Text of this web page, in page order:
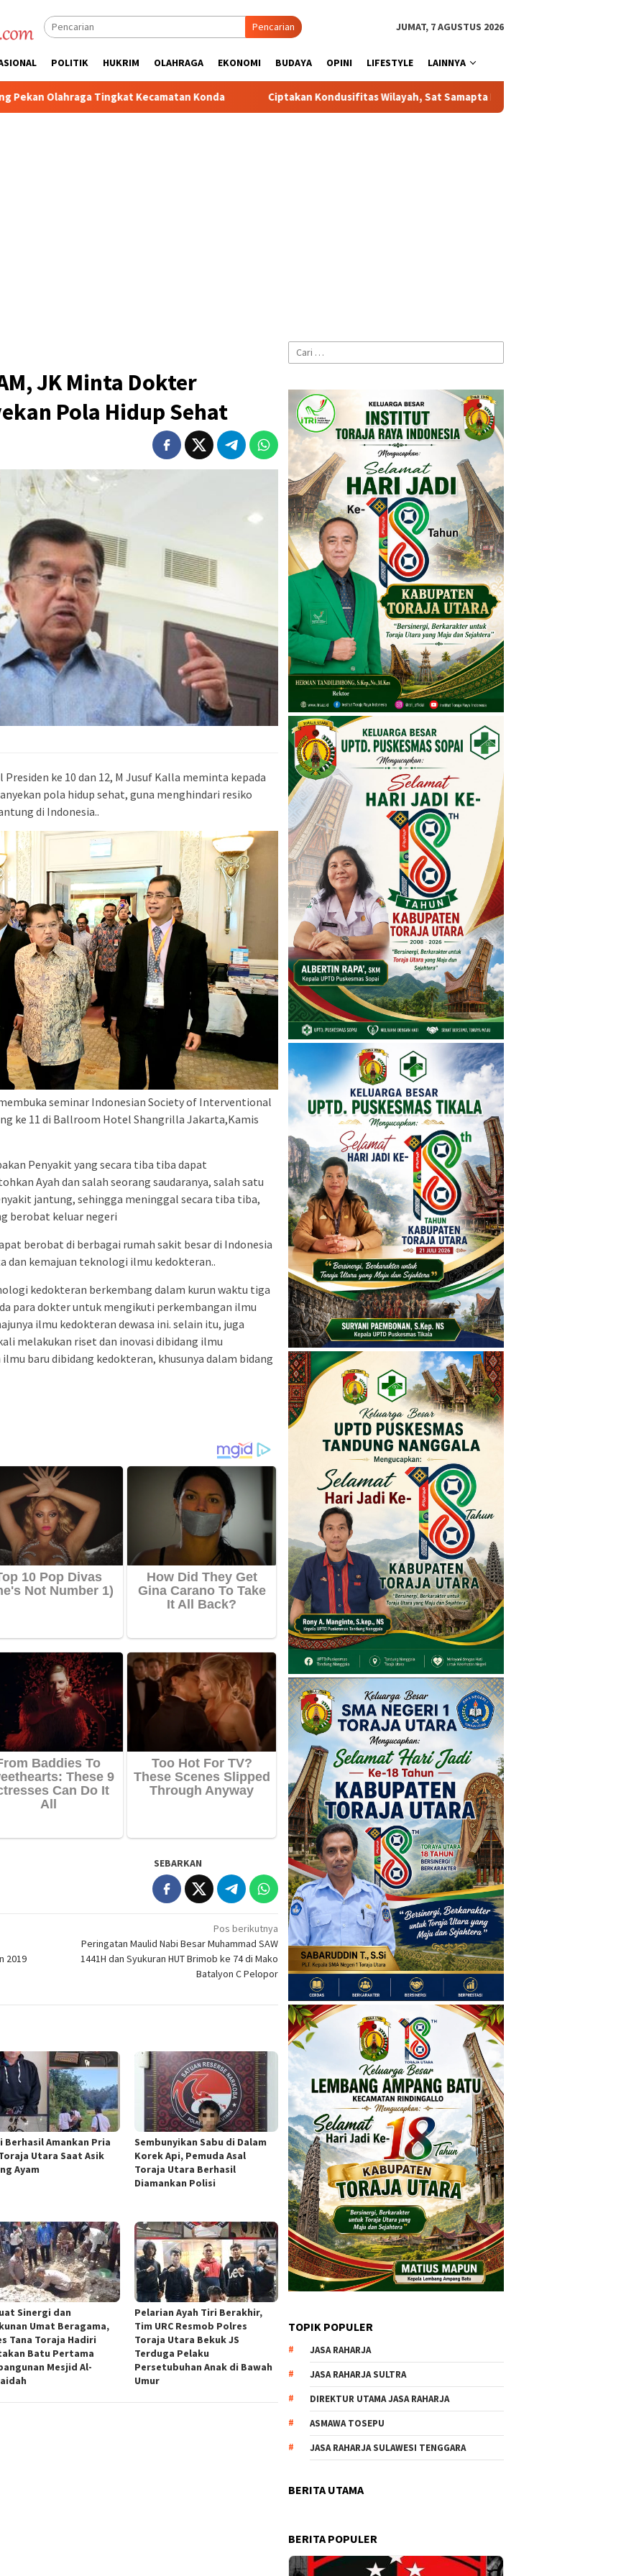
Pencarian JUMAT, 7 AGUSTUS 2026
POLITIK HUKRIM OLAHRAGA EKONOMI BUDAYA OPINI LIFESTYLE LAINNYA
Konda Ciptakan Kondusifitas Wilayah, Sat Samapta Polres Toraja Utara Gencarkan Patroli Dialogis dan Sosialisasi
JK Minta Dokter
Pola Hidup Sehat
Presiden ke 10 dan 12, M Jusuf Kalla meminta kepada
pola hidup sehat, guna menghindari resiko
di Indonesia..
seminar Indonesian Society of Interventional
ke 11 di Ballroom Hotel Shangrilla Jakarta,Kamis
Penyakit yang secara tiba tiba dapat
Ayah dan salah seorang saudaranya, salah satu
jantung, sehingga meninggal secara tiba tiba,
berobat keluar negeri
berobat di berbagai rumah sakit besar di Indonesia
dan kemajuan teknologi ilmu kedokteran..
kedokteran berkembang dalam kurun waktu tiga
para dokter untuk mengikuti perkembangan ilmu
ilmu kedokteran dewasa ini. selain itu, juga
melakukan riset dan inovasi dibidang ilmu
baru dibidang kedokteran, khusunya dalam bidang
SEBARKAN
2019
Pos berikutnya
Peringatan Maulid Nabi Besar Muhammad SAW
1441H dan Syukuran HUT Brimob ke 74 di Mako
Batalyon C Pelopor
Berhasil Amankan Pria
Utara Saat Asik
Ayam
Sembunyikan Sabu di Dalam
Korek Api, Pemuda Asal
Toraja Utara Berhasil
Diamankan Polisi
Sinergi dan
Umat Beragama,
Tana Toraja Hadiri
Batu Pertama
Mesjid Al-
Pelarian Ayah Tiri Berakhir,
Tim URC Resmob Polres
Toraja Utara Bekuk JS
Terduga Pelaku
Persetubuhan Anak di Bawah
Umur
Cari
untuk:
TOPIK POPULER
JASA RAHARJA
JASA RAHARJA SULTRA
DIREKTUR UTAMA JASA RAHARJA
ASMAWA TOSEPU
JASA RAHARJA SULAWESI TENGGARA
BERITA UTAMA
BERITA POPULER